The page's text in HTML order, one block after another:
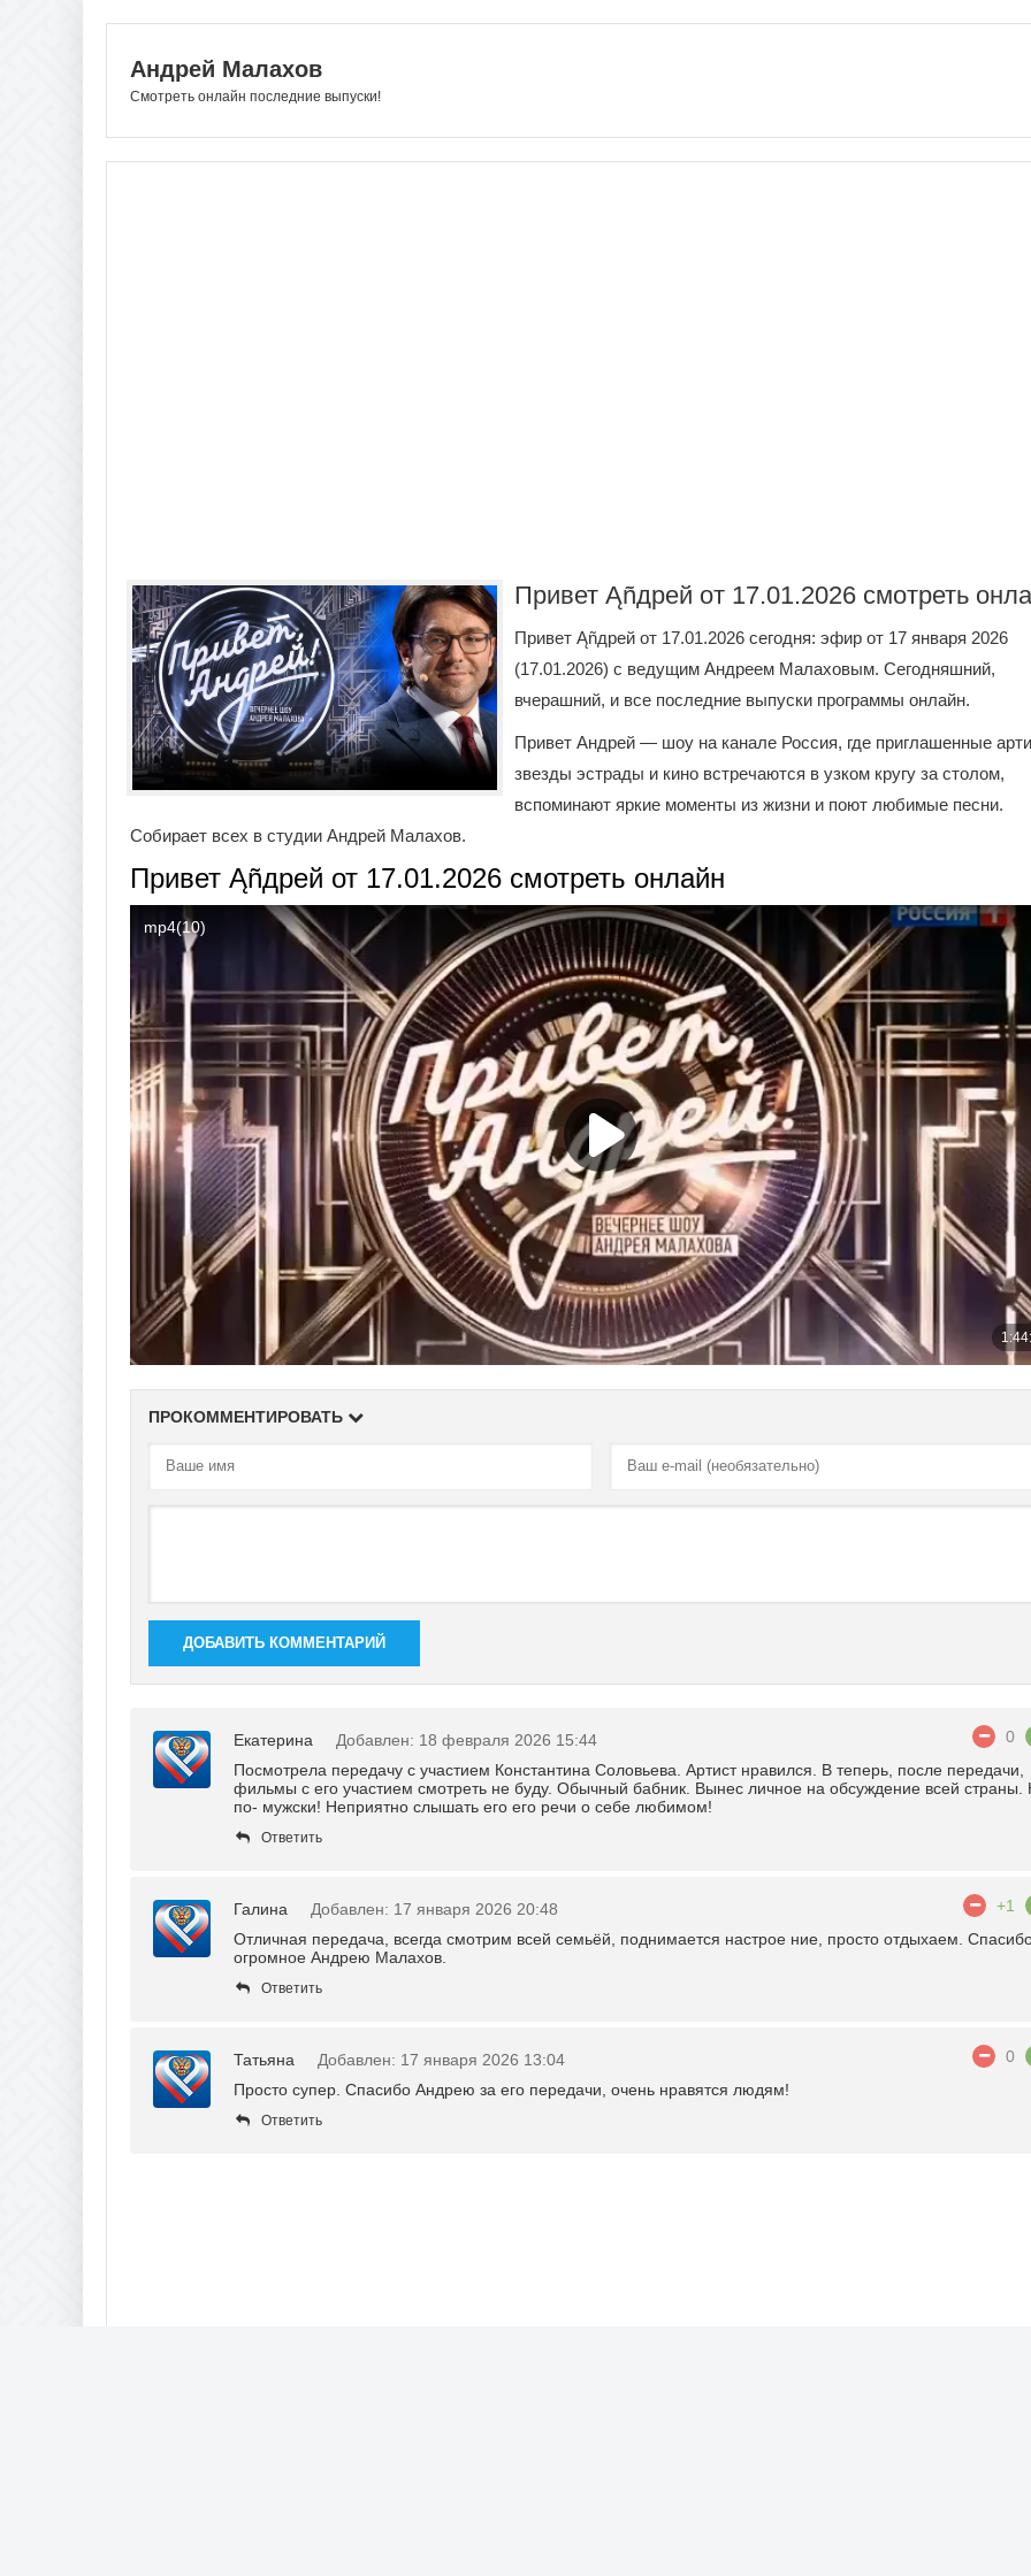
Андрей Малахов
Смотреть онлайн последние выпуски!
Привет Ąñдpей от 17.01.2026 смотреть
Привет Ąñдpей от 17.01.2026 сегодня: эфир от 17 января 2026
(17.01.2026) с ведущим Андреем Малаховым. Сегодняшний,
вчерашний, и все последние выпуски программы онлайн.
Привет Андрей — шоу на канале Россия, где приглашенные
звезды эстрады и кино встречаются в узком кругу за столом,
вспоминают яркие моменты из жизни и поют любимые песни.
Собирает всех в студии Андрей Малахов.
Привет Ąñдpей от 17.01.2026 смотреть онлайн
ПРОКОММЕНТИРОВАТЬ
ДОБАВИТЬ КОММЕНТАРИЙ
Екатерина Добавлен: 18 февраля 2026 15:44
0
Посмотрела передачу с участием Константина Соловьева. Артист нравился. В теперь, после передачи,
фильмы с его участием смотреть не буду. Обычный бабник. Вынес личное на обсуждение всей страны.
по- мужски! Неприятно слышать его его речи о себе любимом!
Ответить
Галина Добавлен: 17 января 2026 20:48
+1
Отличная передача, всегда смотрим всей семьёй, поднимается настрое ние, просто отдыхаем.
огромное Андрею Малахов.
Ответить
Татьяна Добавлен: 17 января 2026 13:04
0
Просто супер. Спасибо Андрею за его передачи, очень нравятся людям!
Ответить